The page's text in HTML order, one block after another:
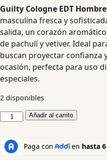
Guilty Cologne EDT Hombre
masculina fresca y
salida, un corazón
de pachulí y vetiver. Ideal
buscan proyectar confianza
ocasión, perfecta para uso
especiales.
2 disponibles
Añadir al carrito